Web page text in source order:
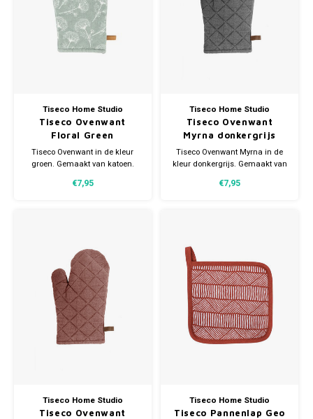
Tiseco Home Studio
Tiseco Ovenwant
Floral Green
Tiseco Ovenwant in de kleur
groen. Gemaakt van katoen.
Afmeting 18x28cm.
€7,95
Tiseco Home Studio
Tiseco Ovenwant
Myrna donkergrijs
Tiseco Ovenwant Myrna in de
kleur donkergrijs. Gemaakt van
handig lusje. Afmeting
€7,95
Tiseco Home Studio
Tiseco Ovenwant
Tiseco Home Studio
Tiseco Pannenlap Geo